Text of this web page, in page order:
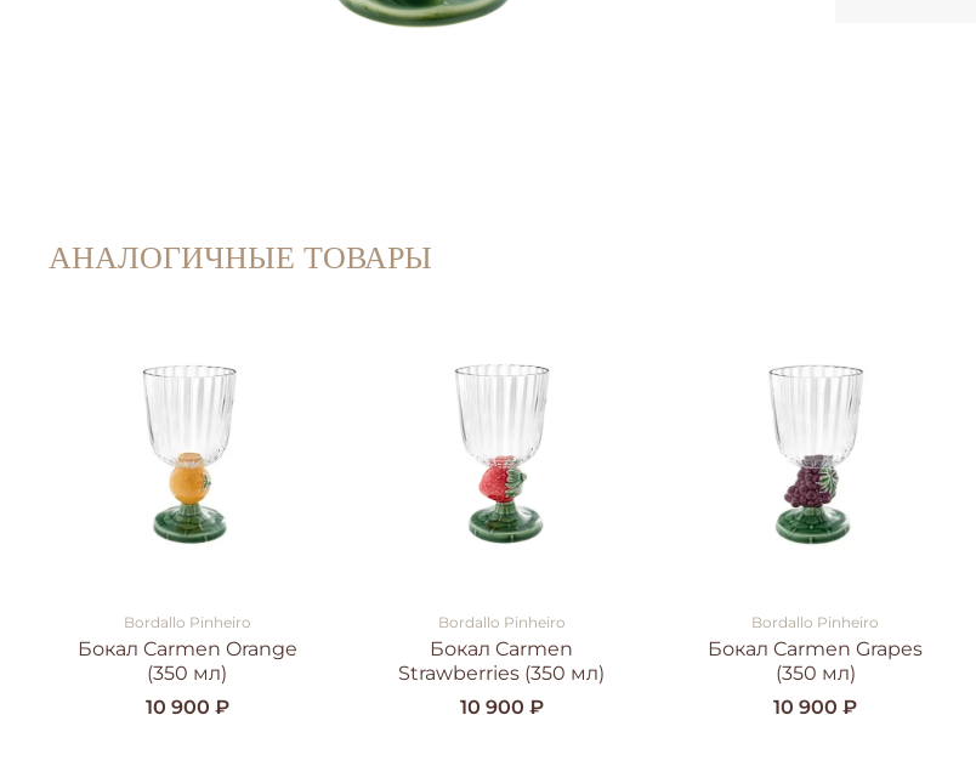
АНАЛОГИЧНЫЕ ТОВАРЫ
Bordallo Pinheiro
Бокал Carmen Orange
(350 мл)
10 900 ₽
Bordallo Pinheiro
Бокал Carmen
Strawberries (350 мл)
10 900 ₽
Bordallo Pinheiro
Бокал Carmen Grapes
(350 мл)
10 900 ₽